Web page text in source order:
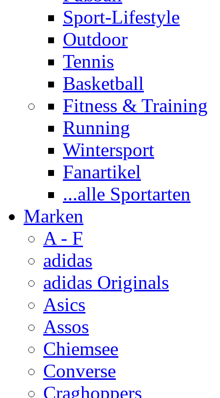
Sport-Lifestyle
Outdoor
Tennis
Basketball
Fitness & Training
Running
Wintersport
Fanartikel
...alle Sportarten
Marken
A - F
adidas
adidas Originals
Asics
Assos
Chiemsee
Converse
Craghoppers